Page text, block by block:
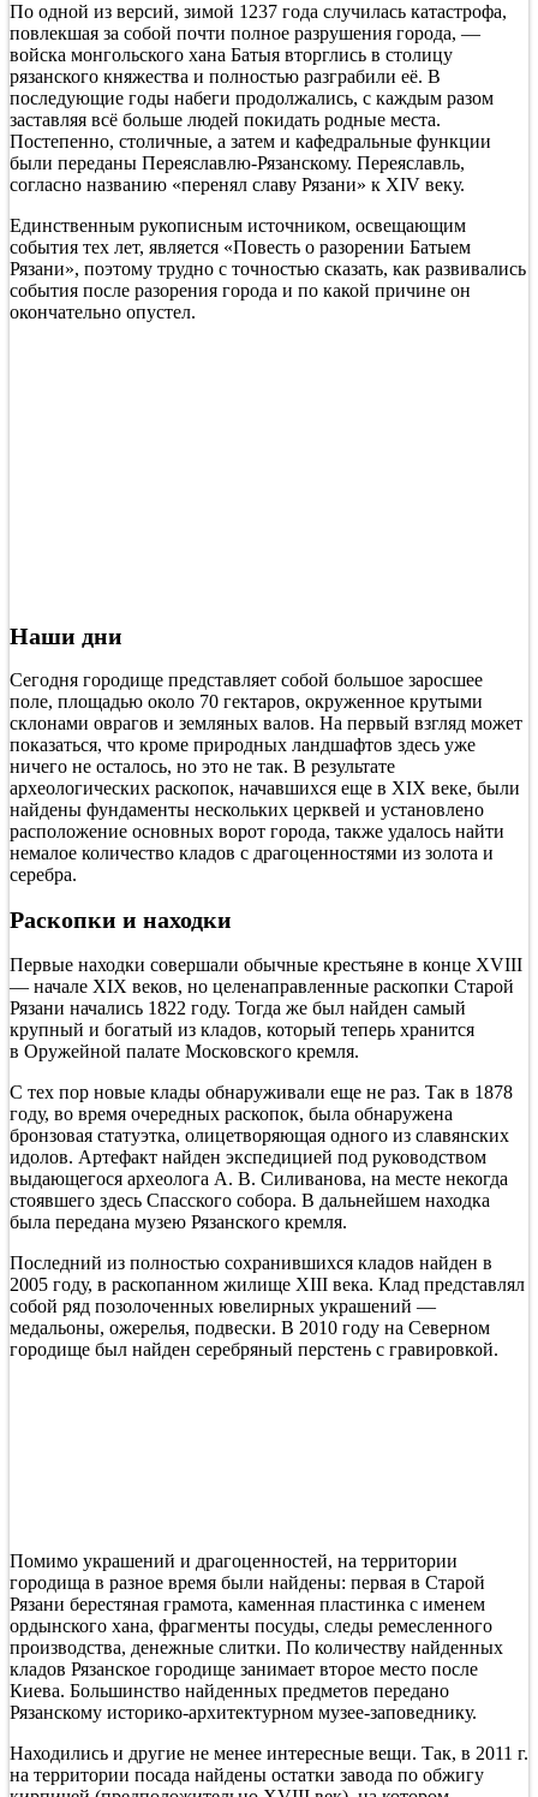
По одной из версий, зимой 1237 года случилась катастрофа,
повлекшая за собой почти полное разрушения города, —
войска монгольского хана Батыя вторглись в столицу
рязанского княжества и полностью разграбили её. В
последующие годы набеги продолжались, с каждым разом
заставляя всё больше людей покидать родные места.
Постепенно, столичные, а затем и кафедральные функции
были переданы Переяславлю-Рязанскому. Переяславль,
согласно названию «перенял славу Рязани» к XIV веку.
Единственным рукописным источником, освещающим
события тех лет, является «Повесть о разорении Батыем
Рязани», поэтому трудно с точностью сказать, как развивались
события после разорения города и по какой причине он
окончательно опустел.
Наши дни
Сегодня городище представляет собой большое заросшее
поле, площадью около 70 гектаров, окруженное крутыми
склонами оврагов и земляных валов. На первый взгляд может
показаться, что кроме природных ландшафтов здесь уже
ничего не осталось, но это не так. В результате
археологических раскопок, начавшихся еще в XIX веке, были
найдены фундаменты нескольких церквей и установлено
расположение основных ворот города, также удалось найти
немалое количество кладов с драгоценностями из золота и
серебра.
Раскопки и находки
Первые находки совершали обычные крестьяне в конце XVIII
— начале XIX веков, но целенаправленные раскопки Старой
Рязани начались 1822 году. Тогда же был найден самый
крупный и богатый из кладов, который теперь хранится
в Оружейной палате Московского кремля.
С тех пор новые клады обнаруживали еще не раз. Так в 1878
году, во время очередных раскопок, была обнаружена
бронзовая статуэтка, олицетворяющая одного из славянских
идолов. Артефакт найден экспедицией под руководством
выдающегося археолога А. В. Силиванова, на месте некогда
стоявшего здесь Спасского собора. В дальнейшем находка
была передана музею Рязанского кремля.
Последний из полностью сохранившихся кладов найден в
2005 году, в раскопанном жилище XIII века. Клад представлял
собой ряд позолоченных ювелирных украшений —
медальоны, ожерелья, подвески. В 2010 году на Северном
городище был найден серебряный перстень с гравировкой.
Помимо украшений и драгоценностей, на территории
городища в разное время были найдены: первая в Старой
Рязани берестяная грамота, каменная пластинка с именем
ордынского хана, фрагменты посуды, следы ремесленного
производства, денежные слитки. По количеству найденных
кладов Рязанское городище занимает второе место после
Киева. Большинство найденных предметов передано
Рязанскому историко-архитектурном музее-заповеднику.
Находились и другие не менее интересные вещи. Так, в 2011 г.
на территории посада найдены остатки завода по обжигу